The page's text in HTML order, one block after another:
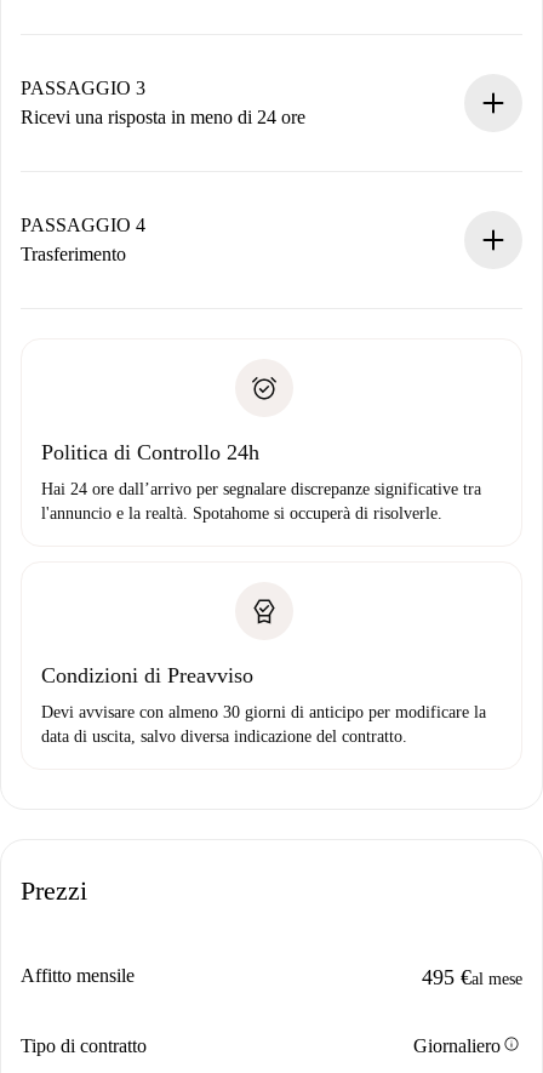
non accetta.
PASSAGGIO 3
Ricevi una risposta in meno di 24 ore
contatto con il proprietario.
Se rifiutata: non ti addebiteremo nulla e ti proporremo
Domiciliazione del pagamento
PASSAGGIO 4
Trasferimento
solo se non segnali problemi.
Politica di Controllo 24h
Hai 24 ore dall’arrivo per segnalare discrepanze significative tra
l'annuncio e la realtà. Spotahome si occuperà di risolverle.
Condizioni di Preavviso
Devi avvisare con almeno 30 giorni di anticipo per modificare la
data di uscita, salvo diversa indicazione del contratto.
Prezzi
Affitto mensile 495 €al mese
Tipo di contratto Giornalieroinfo